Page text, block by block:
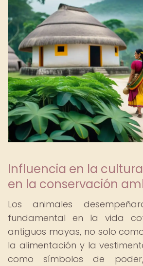
Influencia en la
en la conservación
Los animales
fundamental en la vida
antiguos mayas, no solo
la alimentación y la
como símbolos de